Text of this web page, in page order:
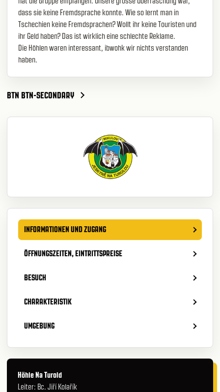
dass sie keine Fremdsprache konnte. Wie so lernt man in
Tschechien keine Fremdsprachen? Wollt ihr keine Touristen und
ihr Geld haben? Das ist wirklich eine schlechte Reklame.
Die Höhlen waren interessant, ibwohk wir nichts verstanden
haben.
BTN BTN-SECONDARY
INFORMATIONEN UND ZUGANG
ÖFFNUNGSZEITEN, EINTRITTSPREISE
BESUCH
CHARAKTERISTIK
UMGEBUNG
Höhle Na Turold
Leiter: Bc. Jiří Kolařík